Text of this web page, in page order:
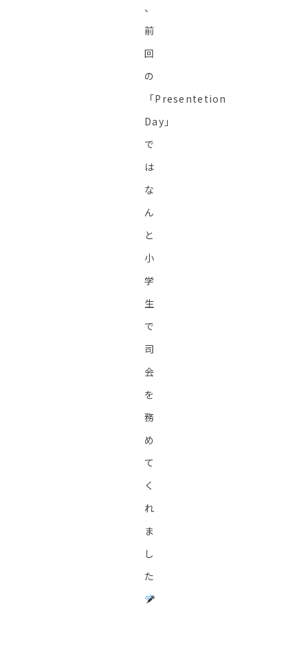
、
前
回
の
「Presentetion
Day」
で
は
な
ん
と
小
学
生
で
司
会
を
務
め
て
く
れ
ま
し
た